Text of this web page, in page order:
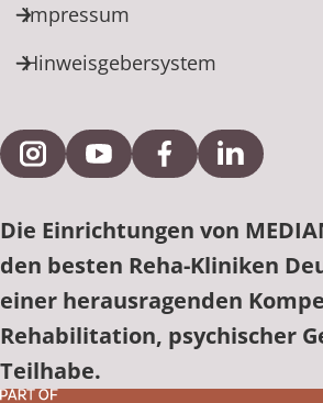
Impressum
Hinweisgebersystem
Externe Verlinkung zu
Externe Verlinkung zu
ExterneExterne
Die Einrichtungen von
den besten Reha-Kliniken
einer herausragenden
Rehabilitation, psychischer
Teilhabe.